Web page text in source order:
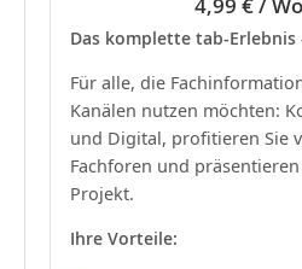
Das komplette tab-
Für alle, die
Kanälen nutzen möchten:
und Digital, profitieren Sie
Fachforen und
Projekt.
Ihre Vorteile: